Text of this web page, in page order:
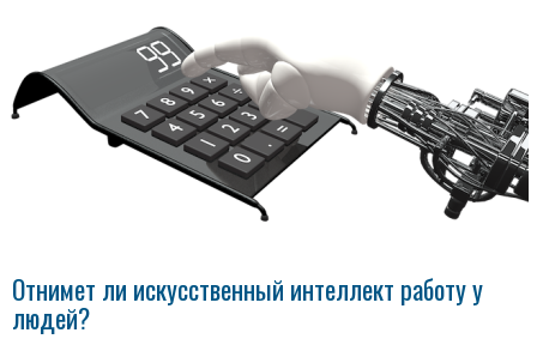
Отнимет ли искусственный интеллект работу у
людей?